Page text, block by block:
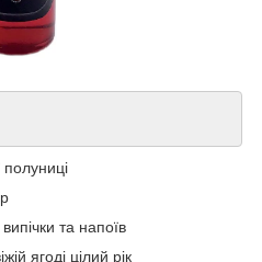
та напоїв
ягоді цілий рік